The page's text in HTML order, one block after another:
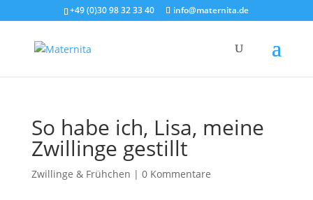
+49 (0)30 98 32 33 40 info@maternita.de
So habe ich, Lisa, meine
Zwillinge gestillt
Zwillinge & Frühchen | 0 Kommentare